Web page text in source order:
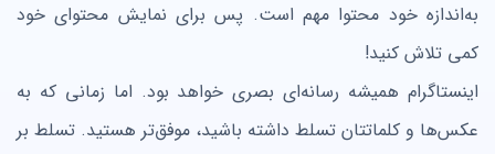
به‌اندازه خود محتوا مهم است. پس برای نمایش محتوای خود
کمی تلاش کنید!
اینستاگرام همیشه رسانه‌ای بصری خواهد بود. اما زمانی که به
عکس‌ها و کلماتتان تسلط داشته باشید، موفق‌تر هستید. تسلط بر